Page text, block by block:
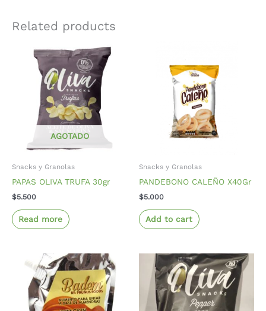
Related products
AGOTADO
Snacks y Granolas
PAPAS OLIVA TRUFA 30gr
$5.500
Read more
Snacks y Granolas
PANDEBONO CALEÑO X40Gr
$5.000
Add to cart